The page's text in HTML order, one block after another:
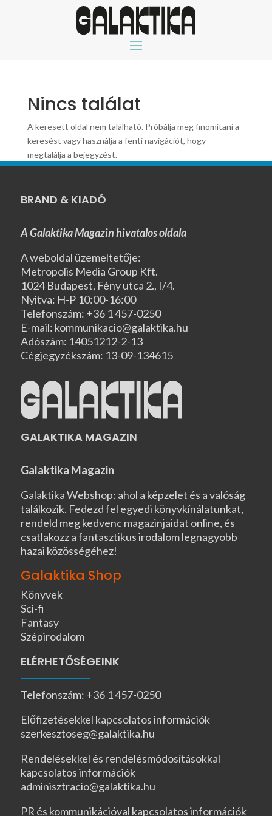
Nincs találat
A keresett oldal nem található. Próbálja meg finomítani a
keresést vagy használja a fenti navigációt, hogy
megtalálja a bejegyzést.
BRAND & KIADÓ
A Galaktika Magazin hivatalos oldala
A weboldal üzemeltetője:
Metropolis Media Group Kft.
1024 Budapest, Fény utca 2., I/4.
Nyitva: H-P 10:00-16:00
Telefonszám: +36 1 457-0250
E-mail: kommunikacio@galaktika.hu
Adószám: 14051212-2-13
Cégjegyzékszám: 13-09-134615
GALAKTIKA MAGAZIN
Galaktika Magazin
Galaktika Webshop: ahol a képzelet és a valóság
találkozik. Fedezd fel egyedi könyvkínálatunkat,
rendeld meg kedvenc magazinjaidat online, és
csatlakozz a fantasztikus irodalom legnagyobb
hazai közösségéhez!
Galaktika Shop
Könyvek
Sci-fi
Fantasy
Szépirodalom
ELÉRHETŐSÉGEINK
Telefonszám: +36 1 457-0250
Előfizetésekkel kapcsolatos információk
szerkesztoseg@galaktika.hu
Rendelésekkel és rendelésmódosításokkal
kapcsolatos információk
adminisztracio@galaktika.hu
PR és kommunikációval kapcsolatos információk